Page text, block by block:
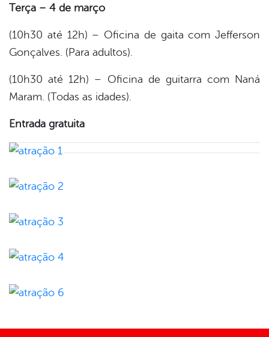
Terça – 4 de março
(10h30 até 12h) – Oficina de gaita com Jefferson
Gonçalves. (Para adultos).
(10h30 até 12h) – Oficina de guitarra com Naná
Maram. (Todas as idades).
Entrada gratuita